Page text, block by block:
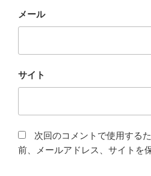
メール
サイト
次回のコメントで使用する
前、メールアドレス、サイトを